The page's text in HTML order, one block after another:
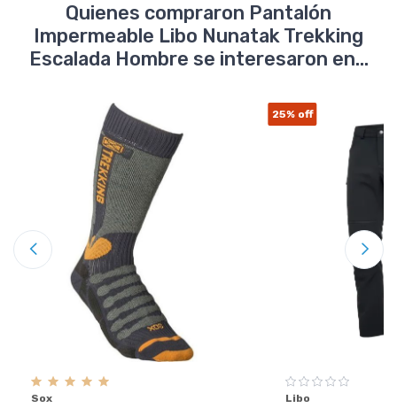
Quienes compraron Pantalón
Impermeable Libo Nunatak Trekking
Escalada Hombre se interesaron en...
Sox
25% off
Libo